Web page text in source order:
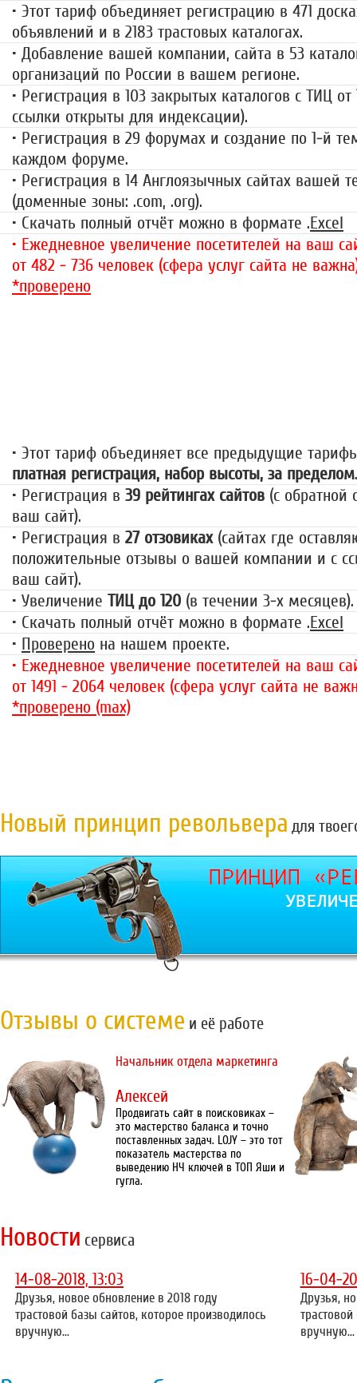
• Этот тариф объединяет регистрацию в 471
объявлений и в 2183 трастовых каталогах.
• Добавление вашей компании, сайта в 53
организаций по России в вашем регионе.
• Регистрация в 103 закрытых каталогов с ТИЦ от
ссылки открыты для индексации).
• Регистрация в 29 форумах и создание по 1-й
каждом форуме.
• Регистрация в 14 Англоязычных сайтах вашей
(доменные зоны: .com, .org).
• Скачать полный отчёт можно в формате .Excel
• Ежедневное увеличение посетителей на ваш
от 482 - 736 человек (сфера услуг сайта не
*проверено
• Этот тариф объединяет все предыдущие
платная регистрация, набор высоты, за пределом.
• Регистрация в 39 рейтингах сайтов (с обратной
ваш сайт).
• Регистрация в 27 отзовиках(сайтах где
положительные отзывы о вашей компании и с
ваш сайт).
• Увеличение ТИЦ до 120 (в течении 3-х месяцев).
• Скачать полный отчёт можно в формате .Excel
• Проверено на нашем проекте.
• Ежедневное увеличение посетителей на ваш
от 1491 - 2064 человек (сфера услуг сайта не
*проверено (max)
Новый принцип револьвера для
Отзывы о системе и её работе
Начальник отдела маркетинга
Алексей
Продвигать сайт в поисковиках –
это мастерство баланса и точно
поставленных задач. LOJY – это тот
показатель мастерства по
выведению НЧ ключей в ТОП Яши и
гугла.
Новости сервиса
14-08-2018, 13:03
Друзья, новое обновление в 2018 году
трастовой базы сайтов, которое производилось
вручную...
16-04-
Друзья,
вручную...